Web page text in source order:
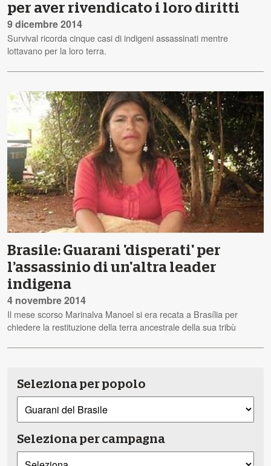
per aver rivendicato i loro diritti
9 dicembre 2014
Survival ricorda cinque casi di indigeni assassinati mentre
lottavano per la loro terra.
Brasile: Guarani 'disperati' per
l’assassinio di un'altra leader
indigena
4 novembre 2014
Il mese scorso Marinalva Manoel si era recata a Brasília per
chiedere la restituzione della terra ancestrale della sua tribù
Seleziona per popolo
Seleziona per campagna